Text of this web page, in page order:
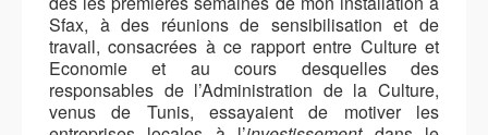
Sfax, à des réunions de sensibilisation et de
travail, consacrées à ce rapport entre Culture et
Economie et au cours desquelles des
responsables de l’Administration de la Culture,
venus de Tunis, essayaient de motiver les